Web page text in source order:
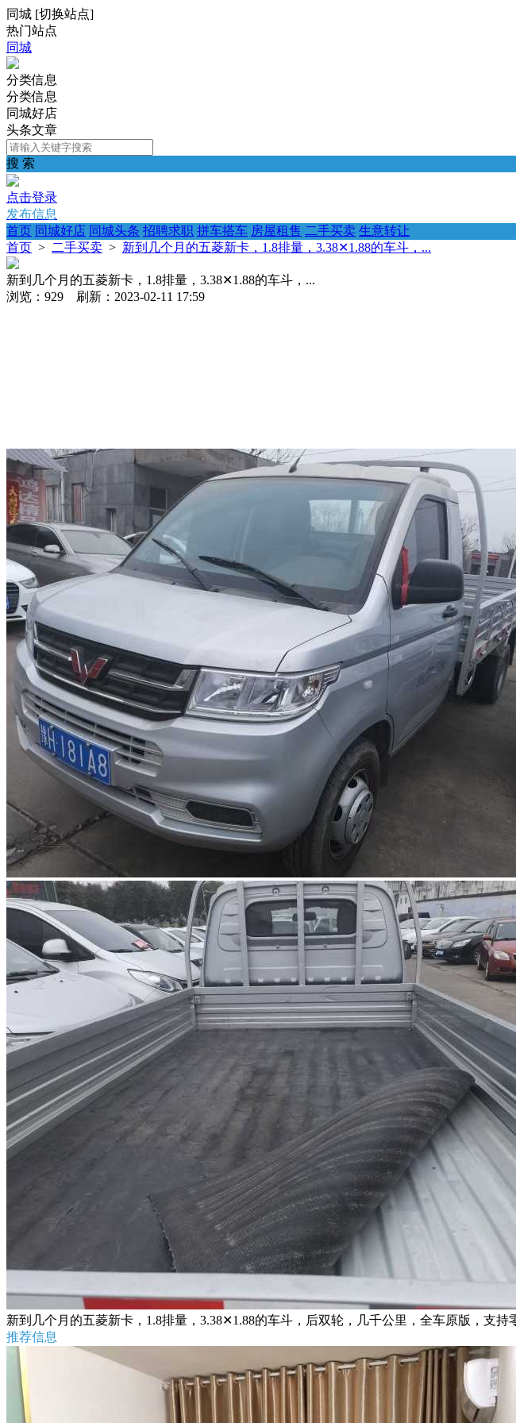
同城 [切换站点]
热门站点
同城
分类信息
分类信息
同城好店
头条文章
搜 索
点击登录
发布信息
首页 同城好店 同城头条 招聘求职 拼车搭车 房屋租售 二手买卖 生意转让
首页 > 二手买卖 > 新到几个月的五菱新卡，1.8排量，3.38✕1.88的车斗，...
新到几个月的五菱新卡，1.8排量，3.38✕1.88的车斗，...
浏览：929 刷新：2023-02-11 17:59
新到几个月的五菱新卡，1.8排量，3.38✕1.88的车斗，后双轮，几千公里，全车原版，支持
推荐信息